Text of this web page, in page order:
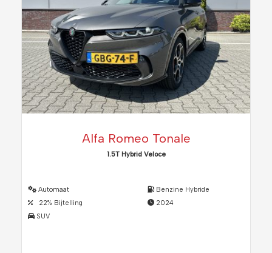
Alfa Romeo Tonale
1.5T Hybrid Veloce
Automaat
22% Bijtelling
SUV
Benzine Hybride
2024